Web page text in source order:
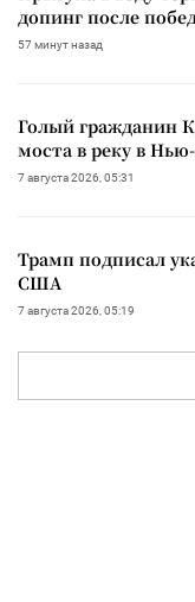
допинг после
57 минут назад
Голый гражданин
моста в реку в
7 августа 2026, 05:31
Трамп подписал
США
7 августа 2026, 05:19